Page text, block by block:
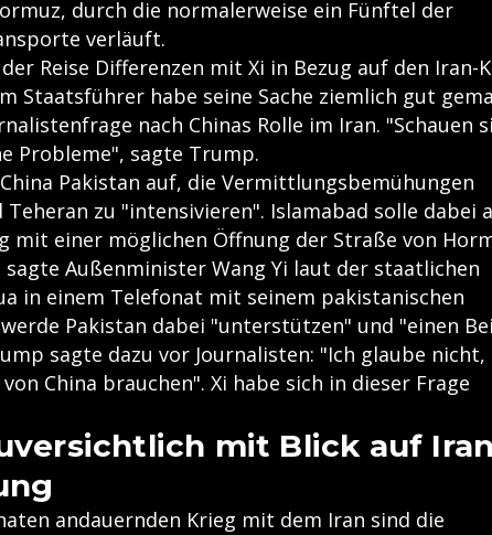
durch die normalerweise ein Fünftel der
verläuft.
Reise Differenzen mit Xi in Bezug auf den Iran-
Staatsführer habe seine Sache ziemlich gut
nach Chinas Rolle im Iran. "Schauen
Probleme", sagte Trump.
Pakistan auf, die Vermittlungsbemühungen
zu "intensivieren". Islamabad solle dabei
mit einer möglichen Öffnung der Straße von
sagte Außenminister Wang Yi laut der staatlichen
in einem Telefonat mit seinem pakistanischen
werde Pakistan dabei "unterstützen" und "einen
sagte dazu vor Journalisten: "Ich glaube nicht,
China brauchen". Xi habe sich in dieser Frage
mit Blick auf
andauernden Krieg mit dem Iran sind die